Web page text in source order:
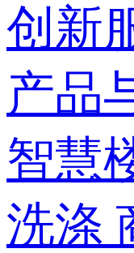
创新
产品
智慧
洗涤